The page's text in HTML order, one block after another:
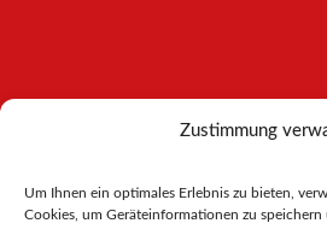
Zustimmung
Um Ihnen ein optimales Erlebnis zu bieten,
Cookies, um Geräteinformationen zu speichern
INFORMATIONEN
AGB